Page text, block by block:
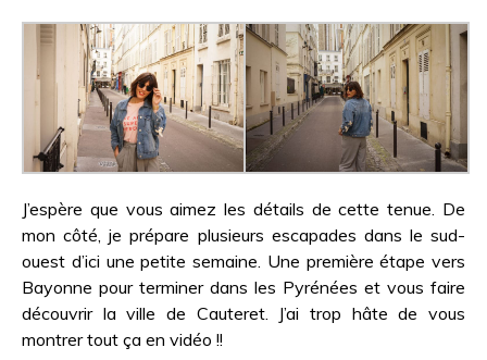
J’espère que vous aimez les détails de cette tenue. De
mon côté, je prépare plusieurs escapades dans le sud-
ouest d’ici une petite semaine. Une première étape vers
Bayonne pour terminer dans les Pyrénées et vous faire
découvrir la ville de Cauteret. J’ai trop hâte de vous
montrer tout ça en vidéo !!